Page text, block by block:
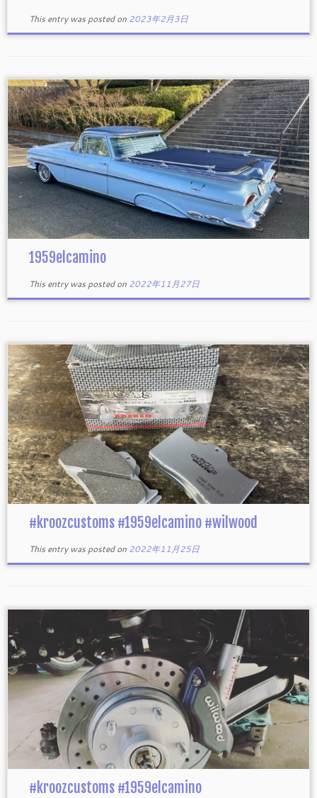
This entry was posted on 2023年2月3日
1959elcamino
This entry was posted on 2022年11月27日
#kroozcustoms #1959elcamino #wilwood
This entry was posted on 2022年11月25日
#kroozcustoms #1959elcamino